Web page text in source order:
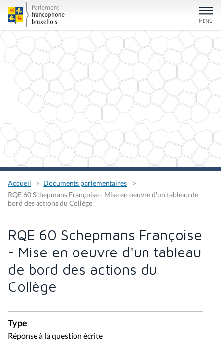
Accueil
Documents parlementaires
RQE 60 Schepmans Françoise - Mise en oeuvre d'un tableau de
bord des actions du Collège
RQE 60 Schepmans Françoise
- Mise en oeuvre d'un tableau
de bord des actions du
Collège
Type
Réponse à la question écrite